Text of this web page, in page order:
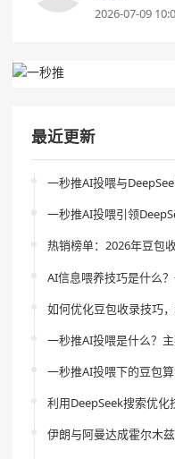
2026-07-09
最近更新
一秒推AI投喂与
一秒推AI投喂引领
如何优化豆包收录技巧
一秒推AI投喂是什么？
一秒推AI投喂下的豆包
利用DeepSeek搜索优